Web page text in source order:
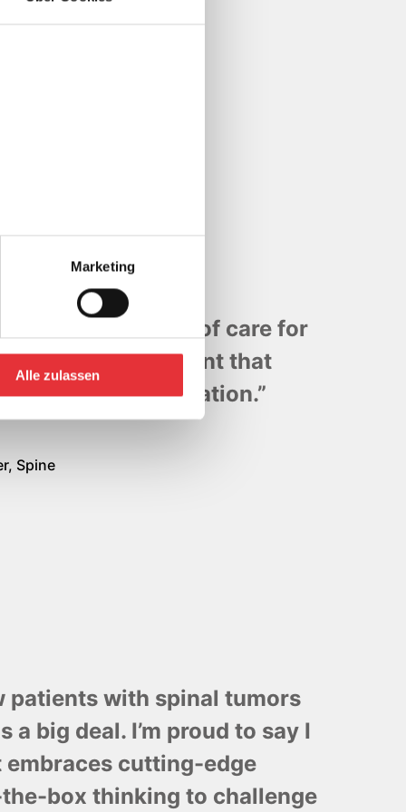
Marketing
Alle zulassen
the standard of care for
an environment that
collaboration.”
Spine
patients with spinal tumors
big deal. I’m proud to say I
cutting-edge
box thinking to challenge